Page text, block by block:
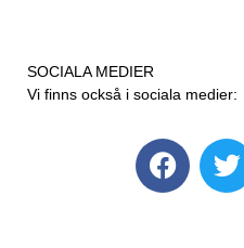
SOCIALA MEDIER
Vi finns också i sociala medier: